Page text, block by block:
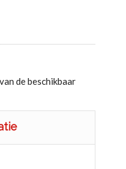
de beschikbaar